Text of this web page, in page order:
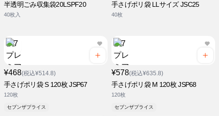
半透明ごみ収集袋20LSPF20
40枚入
手さげポリ袋 LLサイズ JSC25
40枚
¥468(税込¥514.8)
手さげポリ袋 S 120枚 JSP67
120枚
セブンザプライス
¥578(税込¥635.8)
手さげポリ袋 M 120枚 JSP68
120枚
セブンザプライス